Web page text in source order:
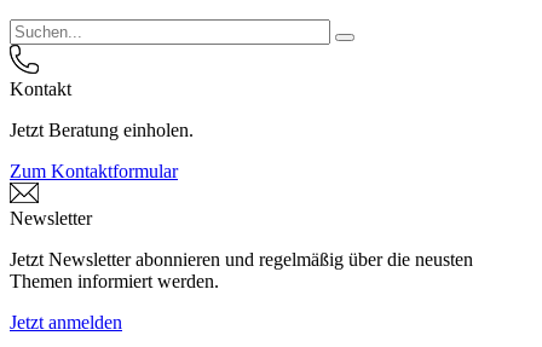
Kontakt
Jetzt Beratung einholen.
Zum Kontaktformular
Newsletter
Jetzt Newsletter abonnieren und regelmäßig über die neusten
Themen informiert werden.
Jetzt anmelden